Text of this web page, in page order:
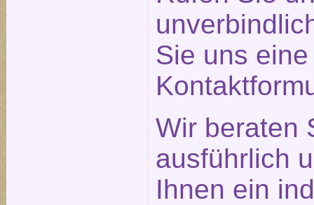
Sie uns
Wir beraten
ausführlich
Ihnen ein